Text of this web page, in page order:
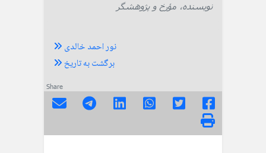
نویسنده، مؤرخ و پژوهشگر
نور احمد خالدی
برگشت به تاریخ
Share